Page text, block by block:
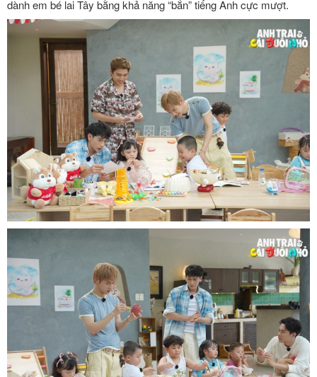
dành em bé lai Tây bằng khả năng “bắn” tiếng Anh cực mượt.